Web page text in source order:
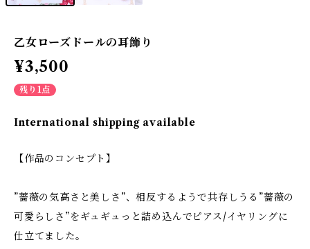
乙女ローズドールの耳飾り
¥3,500
残り1点
International shipping available
【作品のコンセプト】
”薔薇の気高さと美しさ”、相反するようで共存しうる”薔薇の
可愛らしさ”をギュギュっと詰め込んでピアス/イヤリングに
仕立てました。